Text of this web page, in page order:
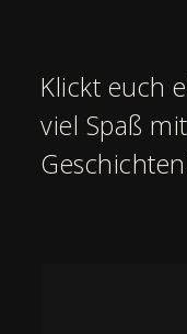
Klickt euch
viel Spaß